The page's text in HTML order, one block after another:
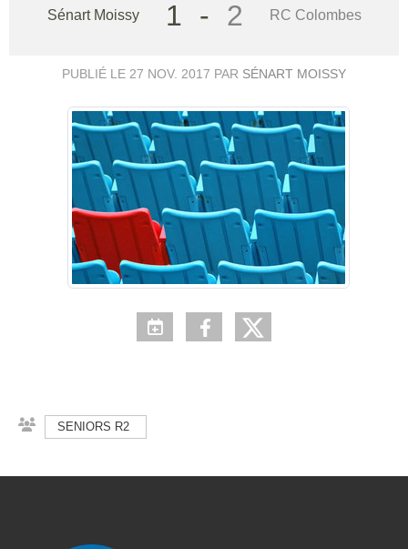
Sénart Moissy 1 - 2 RC Colombes
PUBLIÉ LE 27 NOV. 2017 PAR SÉNART MOISSY
SENIORS R2